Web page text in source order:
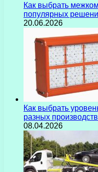
Как выбрать
популярных
20.06.2026
Как выбрать
разных
08.04.2026